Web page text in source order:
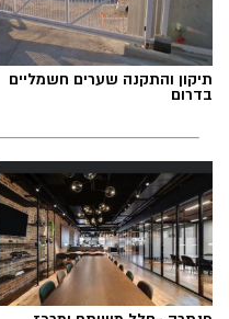
תגים:יום החתול
תיקון והתקנה שערים חשמליים
בדרום